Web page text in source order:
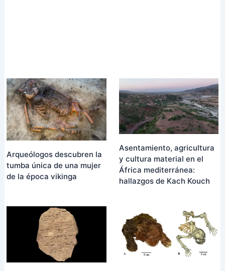
Arqueólogos descubren la
tumba única de una mujer
de la época vikinga
Asentamiento, agricultura
y cultura material en el
África mediterránea:
hallazgos de Kach Kouch